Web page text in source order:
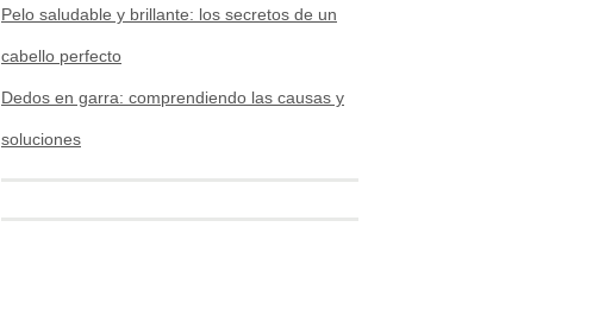
Pelo saludable y brillante: los secretos de un
cabello perfecto
Dedos en garra: comprendiendo las causas y
soluciones